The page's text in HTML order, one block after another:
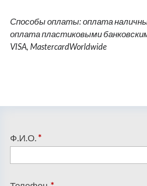
Способы оплаты: оплата
оплата пластиковыми
VISA, MastercardWorldwide
Ф.И.О.*